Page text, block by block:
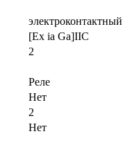
электроконтактный
[Ex ia Ga]IIC
2
Реле
Нет
2
Нет